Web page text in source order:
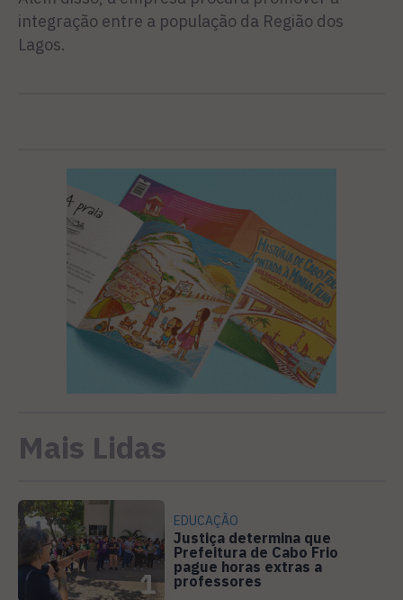
integração entre a população da Região dos
Lagos.
Mais Lidas
1
EDUCAÇÃO
Justiça determina que
Prefeitura de Cabo Frio
pague horas extras a
professores